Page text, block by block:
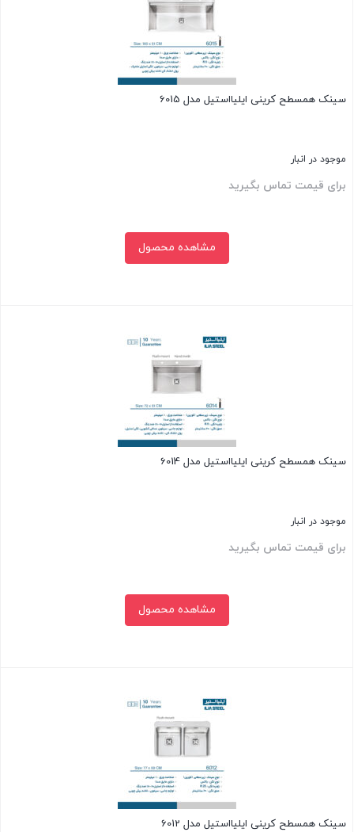
سینک همسطح کرینی ایلیااستیل مدل 6015
موجود در انبار
برای قیمت تماس بگیرید
مشاهده محصول
سینک همسطح کرینی ایلیااستیل مدل 6014
موجود در انبار
برای قیمت تماس بگیرید
مشاهده محصول
سینک همسطح کرینی ایلیااستیل مدل 6012